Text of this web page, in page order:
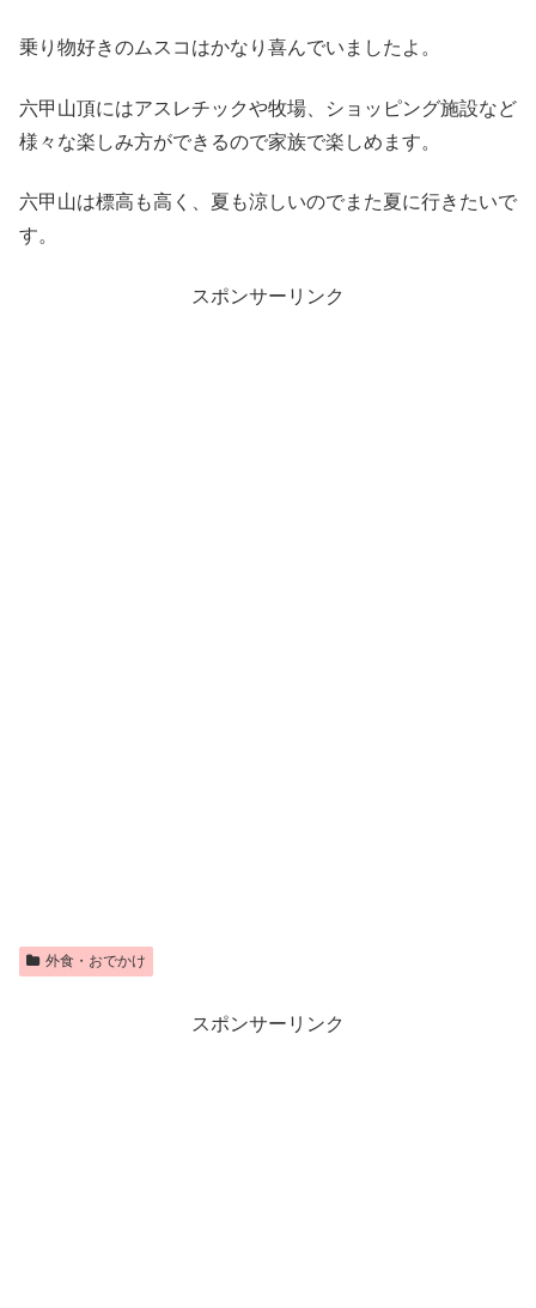
乗り物好きのムスコはかなり喜んでいましたよ。
六甲山頂にはアスレチックや牧場、ショッピング施設など
様々な楽しみ方ができるので家族で楽しめます。
六甲山は標高も高く、夏も涼しいのでまた夏に行きたいで
す。
スポンサーリンク
外食・おでかけ
スポンサーリンク